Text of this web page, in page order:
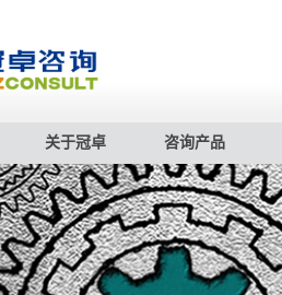
关于冠卓 咨询产品